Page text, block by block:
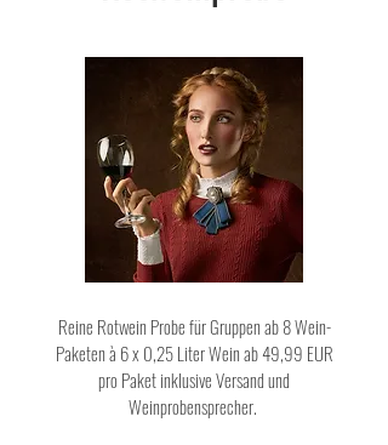
Reine Rotwein Probe für Gruppen ab 8 Wein-
Paketen à 6 x 0,25 Liter Wein ab 49,99 EUR
pro Paket inklusive Versand und
Weinprobensprecher.